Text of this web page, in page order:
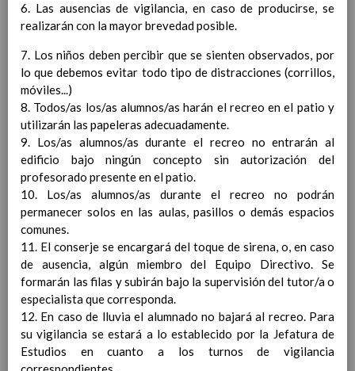
las competencias clave
ConcreciÃ³n curricular
para la etapa. Perfiles de
Ã¡rea y de
Ãrea de Ciencias de la
Naturaleza
Objetivos del Ã¡rea
ContribuciÃ³n del Ã¡rea a
ConcreciÃ³n curricular
para la etapa. Perfiles de
Ã¡rea y de
competencias
Ãrea de Ciencias Sociales
Objetivos del Ã¡rea
ContribuciÃ³n del Ã¡rea a
las competencias clave
ConcreciÃ³n curricular
para la etapa. Perfiles de
Ã¡rea y de
6. Las ausencias de vigilancia, en caso de producirse, se
realizarán con la mayor brevedad posible.
7. Los niños deben percibir que se sienten observados, por
lo que debemos evitar todo tipo de distracciones (corrillos,
móviles...)
8. Todos/as los/as alumnos/as harán el recreo en el patio y
utilizarán las papeleras adecuadamente.
9. Los/as alumnos/as durante el recreo no entrarán al
edificio bajo ningún concepto sin autorización del
profesorado presente en el patio.
10. Los/as alumnos/as durante el recreo no podrán
permanecer solos en las aulas, pasillos o demás espacios
comunes.
11. El conserje se encargará del toque de sirena, o, en caso
de ausencia, algún miembro del Equipo Directivo. Se
formarán las filas y subirán bajo la supervisión del tutor/a o
especialista que corresponda.
12. En caso de lluvia el alumnado no bajará al recreo. Para
su vigilancia se estará a lo establecido por la Jefatura de
Estudios en cuanto a los turnos de vigilancia